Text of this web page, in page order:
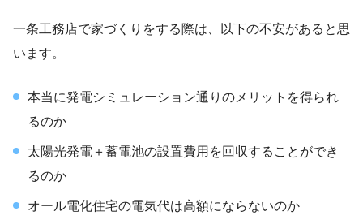
一条工務店で家づくりをする際は、以下の不安があると思
います。
本当に発電シミュレーション通りのメリットを得られ
るのか
太陽光発電＋蓄電池の設置費用を回収することができ
るのか
オール電化住宅の電気代は高額にならないのか